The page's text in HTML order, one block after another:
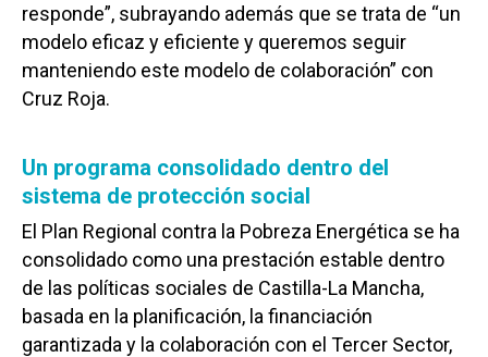
responde”, subrayando además que se trata de “un
modelo eficaz y eficiente y queremos seguir
manteniendo este modelo de colaboración” con
Cruz Roja.
Un programa consolidado dentro del
sistema de protección social
El Plan Regional contra la Pobreza Energética se ha
consolidado como una prestación estable dentro
de las políticas sociales de Castilla-La Mancha,
basada en la planificación, la financiación
garantizada y la colaboración con el Tercer Sector,